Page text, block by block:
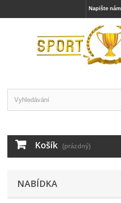
Napište nám
Košík (prázdný)
NABÍDKA